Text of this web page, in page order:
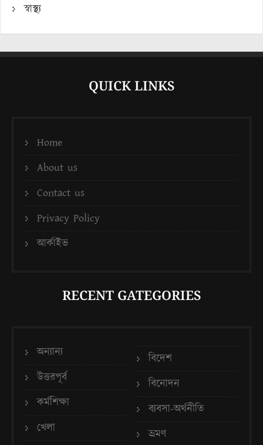
স্বাস্থ্য
QUICK LINKS
Home
About us
Contact us
Privacy Policy
আর্কাইভ
RECENT GATEGORIES
অন্যান্য
উত্তরপূর্ব
কর্মশিক্ষা
খেলা
বিদেশ
বিনোদন
ব্যবসা-অর্থনীতি
ভ্রমণ